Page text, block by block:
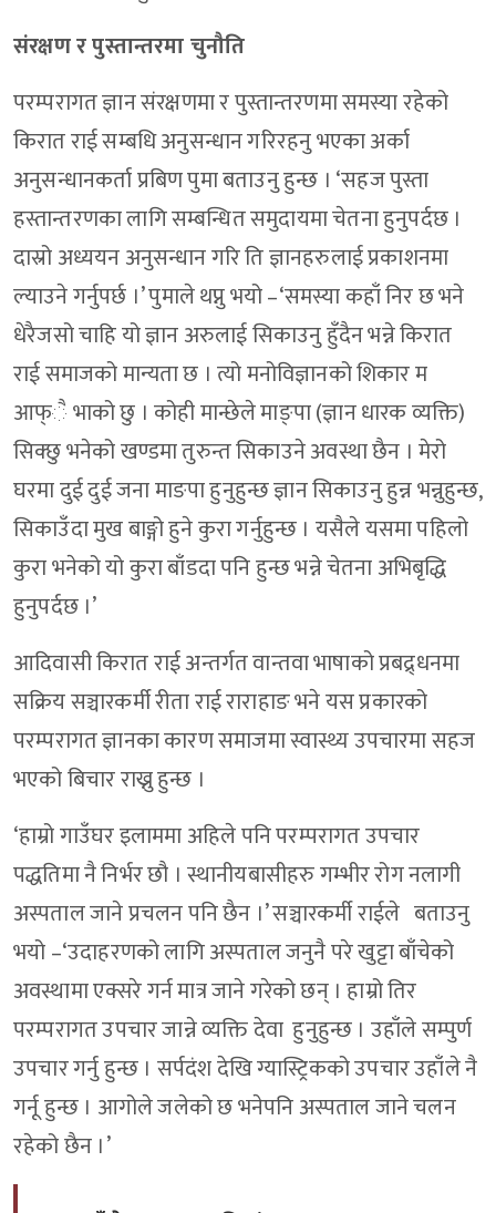
संरक्षण र पुस्तान्तरमा चुनौति
परम्परागत ज्ञान संरक्षणमा र पुस्तान्तरणमा समस्या रहेको
किरात राई सम्बधि अनुसन्धान गरिरहनु भएका अर्का
अनुसन्धानकर्ता प्रबिण पुमा बताउनु हुन्छ । ‘सहज पुस्ता
हस्तान्तरणका लागि सम्बन्धित समुदायमा चेतना हुनुपर्दछ ।
दास्रो अध्ययन अनुसन्धान गरि ति ज्ञानहरुलाई प्रकाशनमा
ल्याउने गर्नुपर्छ ।’ पुमाले थप्नु भयो –‘समस्या कहाँ निर छ भने
धेरैजसो चाहि यो ज्ञान अरुलाई सिकाउनु हुँदैन भन्ने किरात
राई समाजको मान्यता छ । त्यो मनोविज्ञानको शिकार म
आफ्ै भाको छु । कोही मान्छेले माङ्पा (ज्ञान धारक व्यक्ति)
सिक्छु भनेको खण्डमा तुरुन्त सिकाउने अवस्था छैन । मेरो
घरमा दुई दुई जना माङपा हुनुहुन्छ ज्ञान सिकाउनु हुन्न भन्नुहुन्छ,
सिकाउँदा मुख बाङ्गो हुने कुरा गर्नुहुन्छ । यसैले यसमा पहिलो
कुरा भनेको यो कुरा बाँडदा पनि हुन्छ भन्ने चेतना अभिबृद्धि
हुनुपर्दछ ।’
आदिवासी किरात राई अन्तर्गत वान्तवा भाषाको प्रबद्र्धनमा
सक्रिय सञ्चारकर्मी रीता राई राराहाङ भने यस प्रकारको
परम्परागत ज्ञानका कारण समाजमा स्वास्थ्य उपचारमा सहज
भएको बिचार राख्नु हुन्छ ।
‘हाम्रो गाउँघर इलाममा अहिले पनि परम्परागत उपचार
पद्धतिमा नै निर्भर छौ । स्थानीयबासीहरु गम्भीर रोग नलागी
अस्पताल जाने प्रचलन पनि छैन ।’ सञ्चारकर्मी राईले बताउनु
भयो –‘उदाहरणको लागि अस्पताल जनुनै परे खुट्टा बाँचेको
अवस्थामा एक्सरे गर्न मात्र जाने गरेको छन् । हाम्रो तिर
परम्परागत उपचार जान्ने व्यक्ति देवा हुनुहुन्छ । उहाँले सम्पुर्ण
उपचार गर्नु हुन्छ । सर्पदंश देखि ग्यास्ट्रिकको उपचार उहाँले नै
गर्नू हुन्छ । आगोले जलेको छ भनेपनि अस्पताल जाने चलन
रहेको छैन ।’